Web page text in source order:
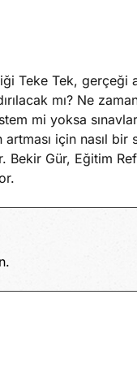
Otomobil
Teke Tek, gerçeği
mı? Ne
mi yoksa
için nasıl bir
Bekir Gür, Eğitim